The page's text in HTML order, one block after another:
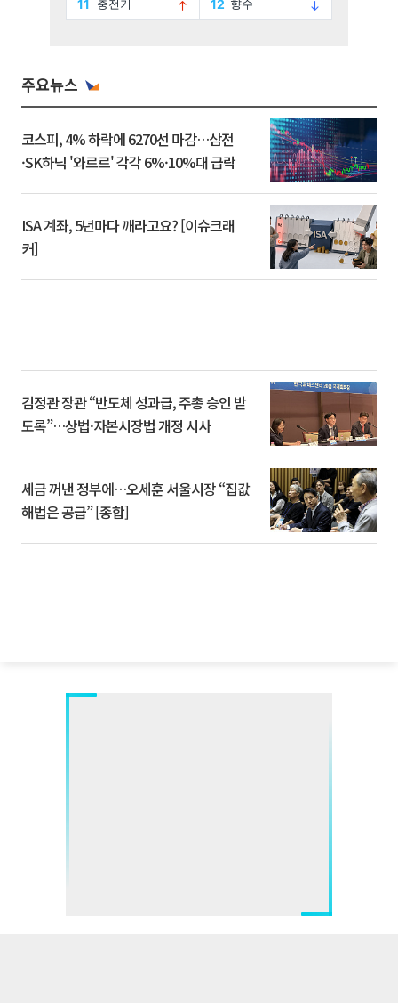
주요뉴스
코스피, 4% 하락에 6270선 마감…삼전
·SK하닉 '와르르' 각각 6%·10%대 급락
ISA 계좌, 5년마다 깨라고요? [이슈크래
커]
김정관 장관 “반도체 성과급, 주총 승인 받
도록”…상법·자본시장법 개정 시사
세금 꺼낸 정부에…오세훈 서울시장 “집값
해법은 공급” [종합]